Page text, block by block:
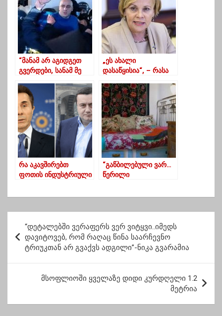
თანამდებობის პირები
და პოლიციელები”
მიღწეულ
შეთანხმებას”
“მანამ არ აგიდგეთ
გვერდები, სანამ მე
გადაგიხდით”
„ეს ახალი
დასაწყისია“, – რასა
ხელისუფლებისა და
ოპოზიციის
შეთანხმებაზე
რა აკავშირებთ
ფოთის ინდუსტრიული
კვლევა
“გაწბილებული ვარ…
წერილი
საქართველოში
ჯავშნებს ისევ აუქმებენ
ო
ტ
“დეტალებში ვერაფერს ვერ ვიტყვი..იმედს
დავიტოვებ, რომ რაღაც წინა საარჩევნო
ტრიუკთან არ გვაქვს ადგილი”-ნიკა გვარამია
მსოფლიოში ყველაზე დიდი კურდღელი 1.2
მეტრია